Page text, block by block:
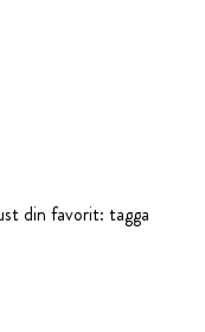
din favorit: tagga